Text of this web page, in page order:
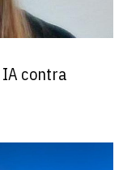
IA contra